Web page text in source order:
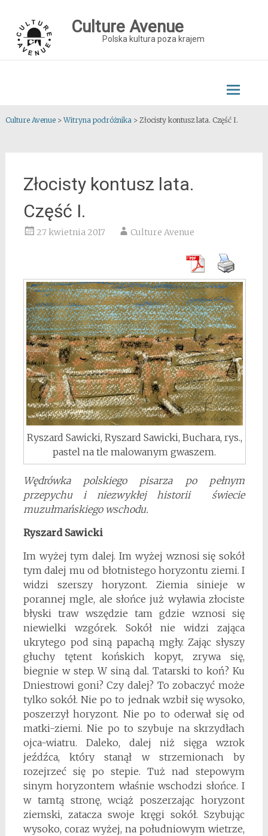
content
Culture Avenue
Polska kultura poza krajem
Culture Avenue>Witryna podróżnika> Złocisty kontusz lata. Część I.
Złocisty kontusz lata.
Część I.
27 kwietnia 2017 Culture Avenue
Ryszard Sawicki, Ryszard Sawicki, Buchara, rys.,
pastel na tle malowanym gwaszem.
Wędrówka polskiego pisarza po pełnym
przepychu i niezwykłej historii świecie
muzułmańskiego wschodu.
Ryszard Sawicki
Im wyżej tym dalej. Im wyżej wznosi się sokół
tym dalej mu od błotnistego horyzontu ziemi. I
widzi szerszy horyzont. Ziemia sinieje w
porannej mgle, ale słońce już wyławia złociste
błyski traw wszędzie tam gdzie wznosi się
niewielki wzgórek. Sokół nie widzi zająca
ukrytego pod siną papachą mgły. Zając słyszy
głuchy tętent końskich kopyt, zrywa się,
biegnie w step. W siną dal. Tatarski to koń? Ku
Dniestrowi goni? Czy dalej? To zobaczyć może
tylko sokół. Nie po to jednak wzbił się wysoko,
poszerzył horyzont. Nie po to oderwał się od
matki-ziemi. Nie po to szybuje na skrzydłach
ojca-wiatru. Daleko, dalej niż sięga wzrok
jeźdźca, który stanął w strzemionach by
rozejrzeć się po stepie. Tuż nad stepowym
sinym horyzontem właśnie wschodzi słońce. I
w tamtą stronę, wciąż poszerzając horyzont
ziemski, zatacza swoje kręgi sokół. Szybując
wysoko, coraz wyżej, na południowym wietrze,